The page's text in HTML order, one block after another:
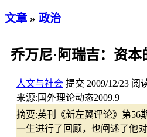
文章 » 政治
乔万尼·阿瑞吉：资本
人文与社会 提交 2009/12/23 阅
来源: 国外理论动态2009.9
摘要:英刊《新左翼评论》第56
一生进行了回顾，也阐述了他